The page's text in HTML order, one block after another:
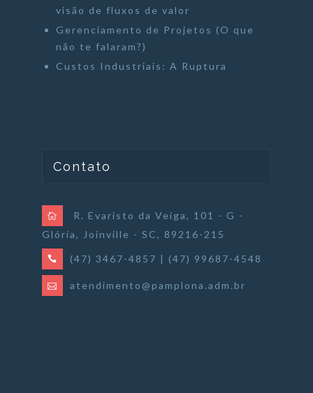
visão de fluxos de valor
Gerenciamento de Projetos (O que
não te falaram?)
Custos Industriais: A Ruptura
Contato
R. Evaristo da Veiga, 101 - G -
Glória, Joinville - SC, 89216-215
(47) 3467-4857 | (47) 99687-4548
atendimento@pamplona.adm.br